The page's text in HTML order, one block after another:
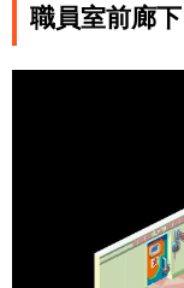
職員室前廊下